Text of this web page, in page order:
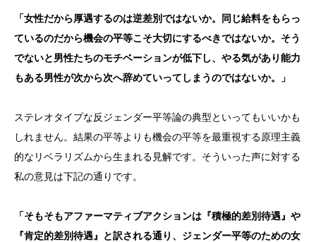
「女性だから厚遇するのは逆差別ではないか。同じ給料をもらっ
ているのだから機会の平等こそ大切にするべきではないか。そう
でないと男性たちのモチベーションが低下し、やる気があり能力
もある男性が次から次へ辞めていってしまうのではないか。」
ステレオタイプな反ジェンダー平等論の典型といってもいいかも
しれません。結果の平等よりも機会の平等を最重視する原理主義
的なリベラリズムから生まれる見解です。そういった声に対する
私の意見は下記の通りです。
「そもそもアファーマティブアクションは『積極的差別待遇』や
『肯定的差別待遇』と訳される通り、ジェンダー平等のための女